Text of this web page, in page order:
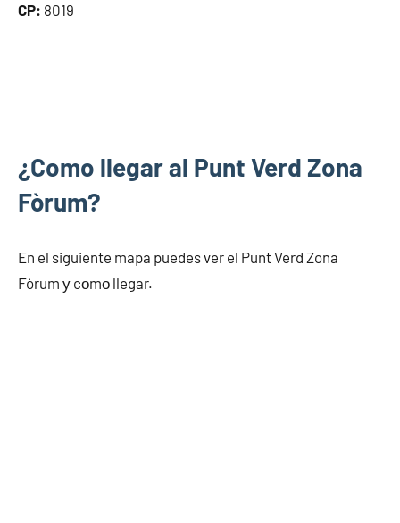
CP: 8019
¿Como llegar al Punt Verd Zona
Fòrum?
En el siguiente mapa puedes ver el Punt Verd Zona
Fòrum у cοmο llegar.